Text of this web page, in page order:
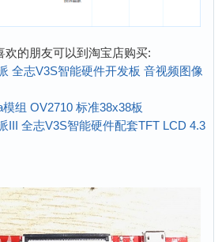
欢的朋友可以到淘宝店购买:
全志V3S智能硬件开发板 音视频图像
组 OV2710 标准38x38板
III 全志V3S智能硬件配套TFT LCD 4.3